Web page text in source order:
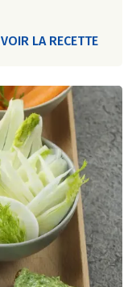
VOIR LA RECETTE